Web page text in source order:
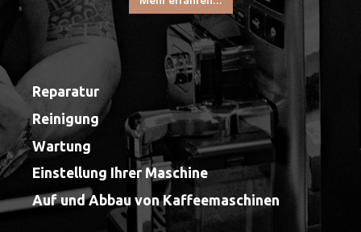
Reparatur
Reinigung
Wartung
Einstellung Ihrer Maschine
Auf und Abbau von Kaffeemaschinen